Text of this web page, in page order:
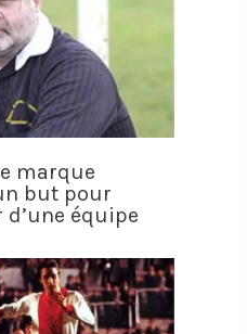
marque
but pour
d’une équipe